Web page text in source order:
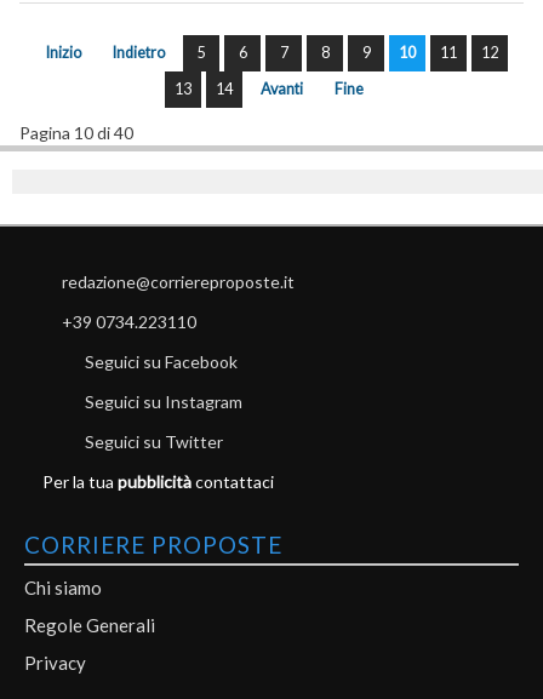
Inizio Indietro 5 6 7 8 9 10 11
12
13
14 Avanti Fine
Pagina 10 di 40
redazione@corriereproposte.it
+39 0734.223110
Seguici su Facebook
Seguici su Instagram
Seguici su Twitter
Per la tua pubblicitàcontattaci
CORRIERE PROPOSTE
Chi siamo
Regole Generali
Privacy